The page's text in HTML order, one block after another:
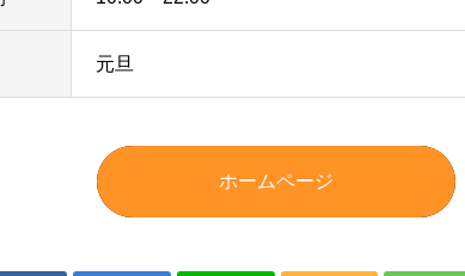
元旦
ホームページ